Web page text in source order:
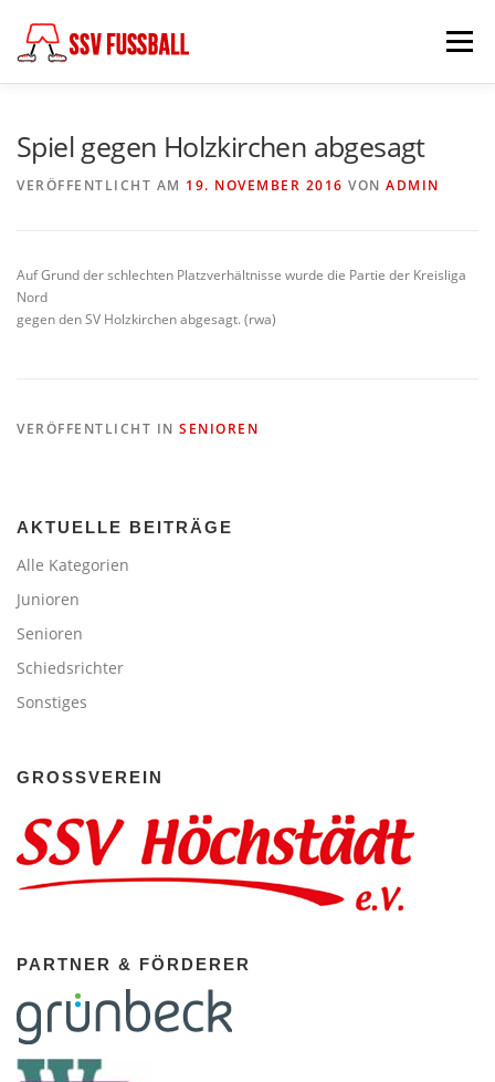
Inhalt
springen
Menü
FÖDERKREIS
Spiel gegen Holzkirchen abgesagt
VERÖFFENTLICHT AM 19. NOVEMBER 2016 VON ADMIN
Auf Grund der schlechten Platzverhältnisse wurde die Partie der Kreisliga
Nord
gegen den SV Holzkirchen abgesagt. (rwa)
VERÖFFENTLICHT IN SENIOREN
AKTUELLE BEITRÄGE
Alle Kategorien
Junioren
Senioren
Schiedsrichter
Sonstiges
GROSSVEREIN
PARTNER & FÖRDERER